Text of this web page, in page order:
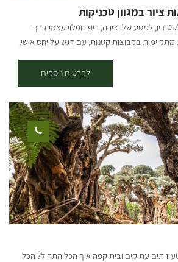
שלט ההסבר על השבילים משמאל. נמשיך ישר
ונשתלב בשביל הכחול החוזר לכיוון כביש 232. קרדיט צילום: אילן שחם
לה מדווש ומסלולי אופניים בשטח עם קק"ל
ציור במגוון טכניקות
למסע של יצירה, ריפוי וגילוי עצמי דרך
מתקיימות בקבוצות קטנות, עם דגש על יחס אישי,
חוסן נפשי, אני משלבת בכל מפגש כלים מעולם
לכל משתתף להתחבר פנימה, לשחרר ולתת
זוהי לא רק סדנת ציור – אלא חוויה
מרפאה, מעצימה ומשחררת . מגיל 5 ומעלה. עלות: 180 ש"ח למשתתף.
לפרטים נוספים
עתיקים ובית קפה איך הכל התחיל? הכל